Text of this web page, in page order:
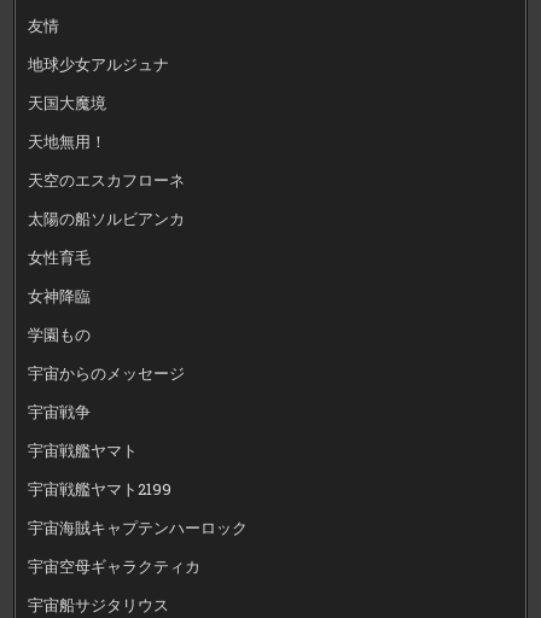
友情
地球少女アルジュナ
天国大魔境
天地無用！
天空のエスカフローネ
太陽の船ソルビアンカ
女性育毛
女神降臨
学園もの
宇宙からのメッセージ
宇宙戦争
宇宙戦艦ヤマト
宇宙戦艦ヤマト2199
宇宙海賊キャプテンハーロック
宇宙空母ギャラクティカ
宇宙船サジタリウス